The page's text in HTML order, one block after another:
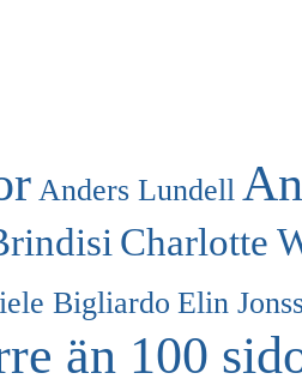
Anders Lundell
Charlotte
Bigliardo Elin
än 100